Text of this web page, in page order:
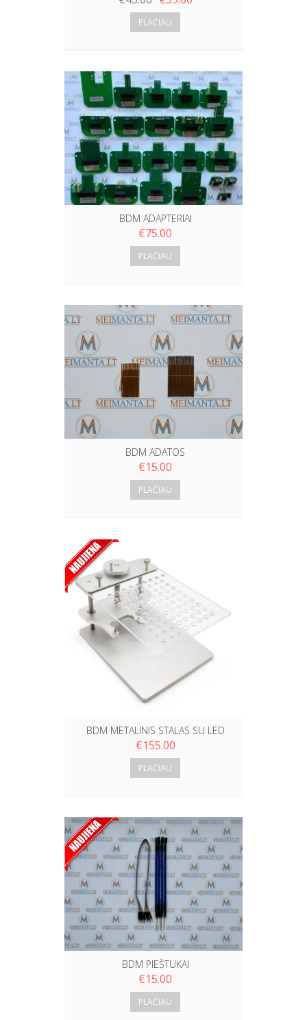
PLAČIAU
BDM ADAPTERIAI
€75.00
PLAČIAU
BDM ADATOS
€15.00
PLAČIAU
BDM METALINIS STALAS SU LED
€155.00
PLAČIAU
BDM PIEŠTUKAI
€15.00
PLAČIAU